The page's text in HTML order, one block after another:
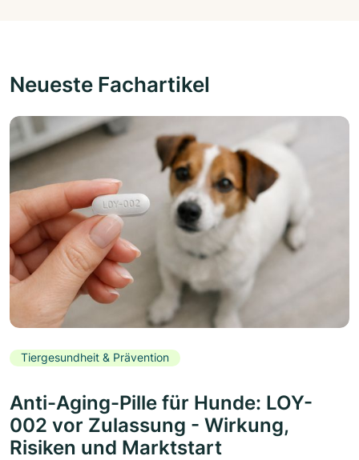
Neueste Fachartikel
Tiergesundheit & Prävention
Anti-Aging-Pille für Hunde: LOY-
002 vor Zulassung - Wirkung,
Risiken und Marktstart